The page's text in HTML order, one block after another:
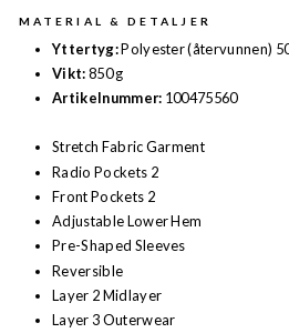
MATERIAL & DETALJER
Yttertyg:Polyester (återvunnen)
Vikt:850 g
Artikelnummer: 100475560
Stretch Fabric Garment
Radio Pockets 2
Front Pockets 2
Adjustable Lower Hem
Pre-Shaped Sleeves
Reversible
Layer 2 Midlayer
Layer 3 Outerwear